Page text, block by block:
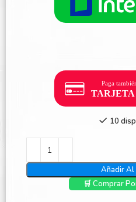
10
Añadir Al
🛒 Comprar